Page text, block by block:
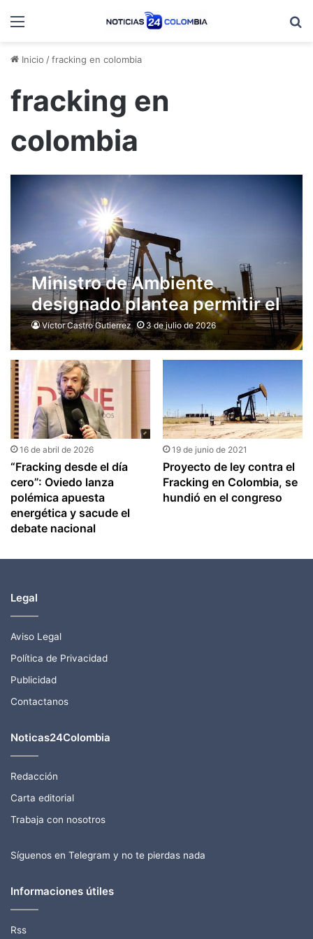
Menú
Inicio /fracking en colombia
fracking en
colombia
Ministro de Ambiente
designado plantea permitir el
fracking bajo estrictas
condiciones y priorizar la
protección del agua
Víctor Castro Gutierrez 3 de julio de 2026
16 de abril de 2026
“Fracking desde el día
cero”: Oviedo lanza
polémica apuesta
energética y sacude el
debate nacional
19 de junio de 2021
Proyecto de ley contra el
Fracking en Colombia, se
hundió en el congreso
Legal
Aviso Legal
Política de Privacidad
Publicidad
Contactanos
Noticas24Colombia
Redacción
Carta editorial
Trabaja con nosotros
Síguenos en Telegram y no te pierdas nada
Informaciones útiles
Rss